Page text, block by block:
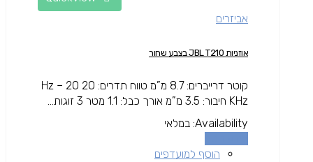
אביזרים
אוזניות JBL T210 בצבע שחור
קוטר דרייברים: 8.7 מ”מ טווח תדרים: 20 Hz – 20
KHz חיבור: 3.5 מ”מ אורך כבל: 1.1 מטר 3 זוגות...
Availability: במלאי
הוסף למועדפים